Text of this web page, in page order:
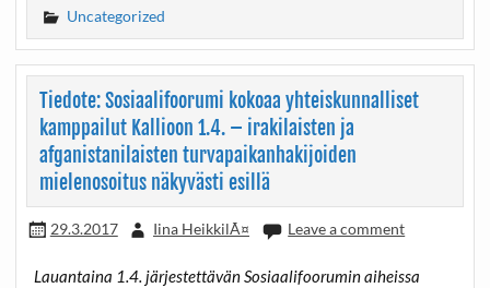
Uncategorized
Tiedote: Sosiaalifoorumi kokoaa yhteiskunnalliset
kamppailut Kallioon 1.4. – irakilaisten ja
afganistanilaisten turvapaikanhakijoiden
mielenosoitus näkyvästi esillä
29.3.2017 Iina HeikkilÃ¤ Leave a comment
Lauantaina 1.4. järjestettävän Sosiaalifoorumin aiheissa